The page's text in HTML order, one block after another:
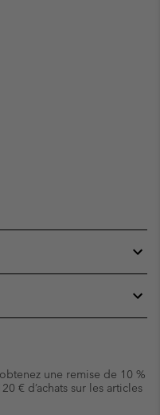
une remise de 10 %
€ d’achats sur les articles